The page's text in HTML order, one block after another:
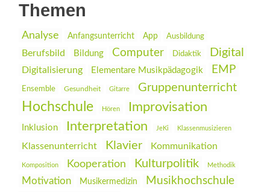
Themen
Analyse Anfangsunterricht App Ausbildung
Berufsbild Bildung Computer Didaktik Digital
Digitalisierung Elementare Musikpädagogik EMP
Ensemble Gesundheit Gitarre Gruppenunterricht
Hochschule Hören Improvisation
Inklusion Interpretation JeKi Klassenmusizieren
Klassenunterricht Klavier Kommunikation
Komposition Kooperation Kulturpolitik Methodik
Motivation Musikermedizin Musikhochschule